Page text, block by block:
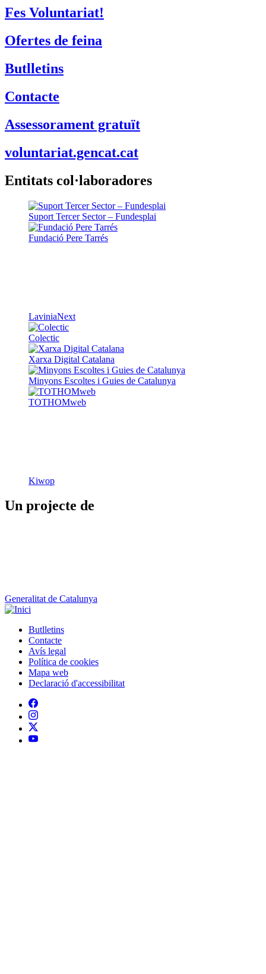
Fes Voluntariat!
Ofertes de feina
Butlletins
Contacte
Assessorament gratuït
voluntariat.gencat.cat
Entitats col·laboradores
Suport Tercer Sector – Fundesplai
Fundació Pere Tarrés
LaviniaNext
Colectic
Xarxa Digital Catalana
Minyons Escoltes i Guies de Catalunya
TOTHOMweb
Kiwop
Un projecte de
Generalitat de Catalunya
Peu
Butlletins
Contacte
Avís legal
Política de cookies
Mapa web
Declaració d'accessibilitat